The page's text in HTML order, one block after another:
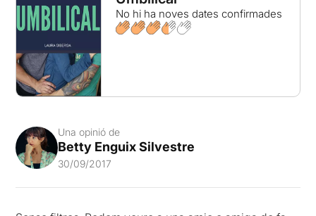
No hi ha noves dates confirmades
Una opinió de
Betty Enguix Silvestre
30/09/2017